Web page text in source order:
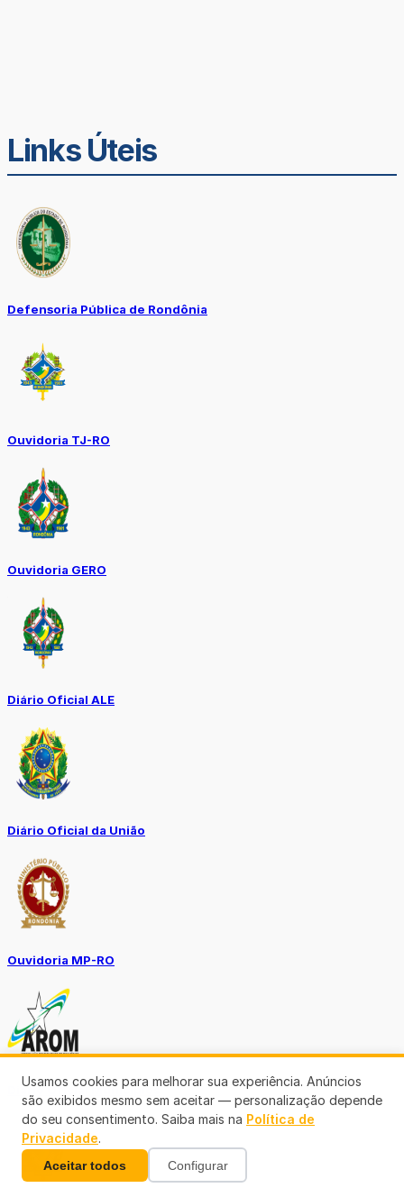
Links Úteis
Defensoria Pública de Rondônia
Ouvidoria TJ-RO
Ouvidoria GERO
Diário Oficial ALE
Diário Oficial da União
Ouvidoria MP-RO
Diário Oficial Municípios
Usamos cookies para melhorar sua experiência. Anúncios
são exibidos mesmo sem aceitar — personalização depende
do seu consentimento. Saiba mais na Política de
Privacidade.
Aceitar todos Configurar